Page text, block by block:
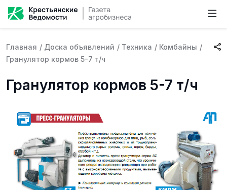
Главная / Доска объявлений / Техника / Комбайны /
Гранулятор кормов 5-7 т/ч
Гранулятор кормов 5-7 т/ч